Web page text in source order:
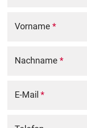
Vorname *
Nachname *
E-Mail *